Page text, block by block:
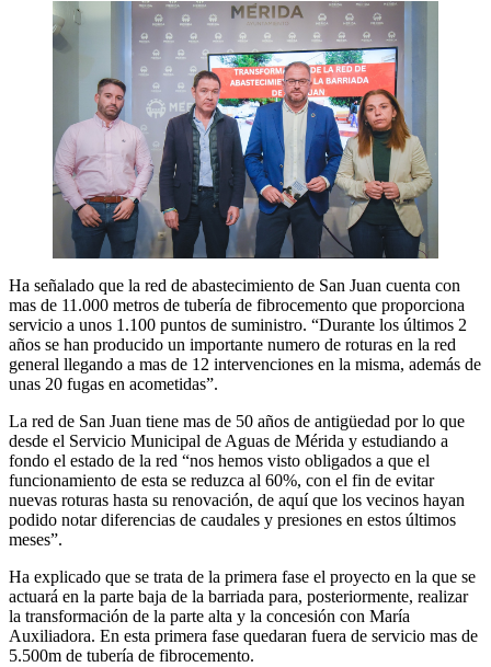
Ha señalado que la red de abastecimiento de San Juan cuenta con
mas de 11.000 metros de tubería de fibrocemento que proporciona
servicio a unos 1.100 puntos de suministro. “Durante los últimos 2
años se han producido un importante numero de roturas en la red
general llegando a mas de 12 intervenciones en la misma, además de
unas 20 fugas en acometidas”.
La red de San Juan tiene mas de 50 años de antigüedad por lo que
desde el Servicio Municipal de Aguas de Mérida y estudiando a
fondo el estado de la red “nos hemos visto obligados a que el
funcionamiento de esta se reduzca al 60%, con el fin de evitar
nuevas roturas hasta su renovación, de aquí que los vecinos hayan
podido notar diferencias de caudales y presiones en estos últimos
meses”.
Ha explicado que se trata de la primera fase el proyecto en la que se
actuará en la parte baja de la barriada para, posteriormente, realizar
la transformación de la parte alta y la concesión con María
Auxiliadora. En esta primera fase quedaran fuera de servicio mas de
5.500m de tubería de fibrocemento.